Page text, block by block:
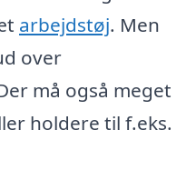
arbejdstøj. Men
over
må også meget
holdere til f.eks.